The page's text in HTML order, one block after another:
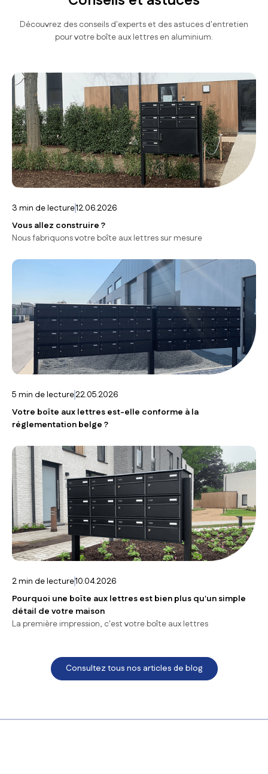
parfaitement ces règles.
Découvrez des conseils d'experts et des astuces d'entretien
pour votre boîte aux lettres en aluminium.
3 min de lecture12.06.2026
Vous allez construire ?
Nous fabriquons votre boîte aux lettres sur mesure
5 min de lecture22.05.2026
Votre boîte aux lettres est-elle conforme à la
réglementation belge ?
2min de lecture10.04.2026
Pourquoi une boîte aux lettres est bien plus qu'un simple
détail de votre maison
La première impression, c'est votre boîte aux lettres
Consultez tous nos articles de blog